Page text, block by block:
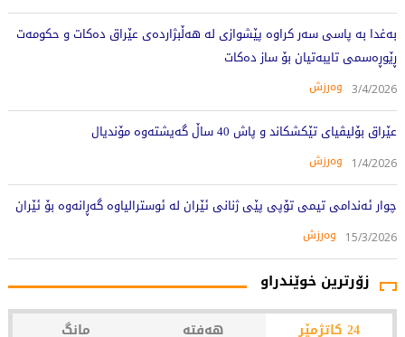
بەغدا بە پاسی سەر کراوە پێشوازی لە هەڵبژاردەی عێراق دەکات و حکومەت
ڕێوڕەسمی تایبەتیان بۆ ساز دەکات
3/4/2026 وەرزش
عێراق بۆلیڤیای تێکشکاند و پاش 40 ساڵ گەیشتەوە مۆندیال
1/4/2026 وەرزش
چوار ئەندامی تیمی تۆپی پێی ژنانی ئێران لە ئوسترالیاوە گەڕانەوە بۆ ئێران
15/3/2026 وەرزش
زۆرترین خوێندراو
24 کاتژمێر هەفتە مانگ